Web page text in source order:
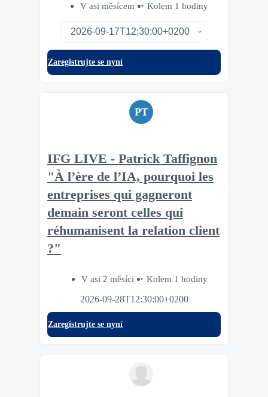
V asi měsícem Kolem 1 hodiny
Zaregistrujte se nyní
PT
IFG LIVE - Patrick Taffignon
"À l’ère de l’IA, pourquoi les
entreprises qui gagneront
demain seront celles qui
réhumanisent la relation client
?"
V asi 2 měsíci
Kolem 1 hodiny
2026-09-28T12:30:00+0200
Zaregistrujte se nyní